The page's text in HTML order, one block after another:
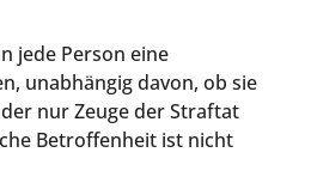
jede Person eine
unabhängig davon, ob sie
nur Zeuge der Straftat
Betroffenheit ist nicht